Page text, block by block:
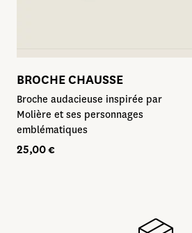
LIVRES
DVD / AUDIO
BROCHE CHAUSSE
Broche audacieuse inspirée par
Molière et ses personnages
emblématiques
25,00€